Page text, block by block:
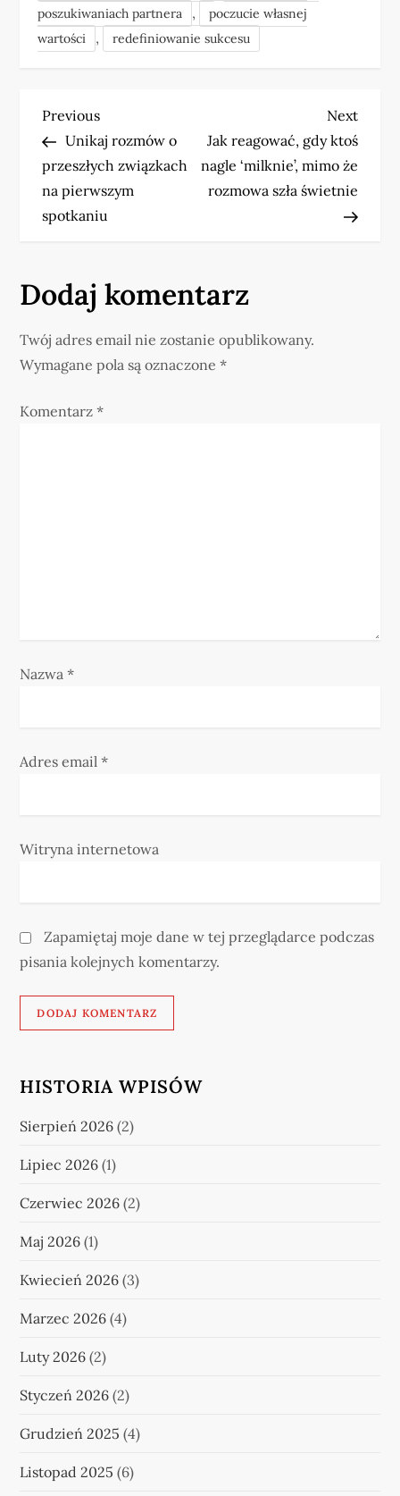
poszukiwaniach partnera ,
poczucie własnej
wartości
, redefiniowanie sukcesu
N
a
w
a
c
Previous
Post
Previous
Unikaj rozmów o
przeszłych związkach
na pierwszym
spotkaniu
Next
Post
Next
Jak reagować, gdy ktoś
nagle ‘milknie’, mimo że
rozmowa szła świetnie
Dodaj komentarz
Twój adres email nie zostanie opublikowany.
Wymagane pola są oznaczone*
Komentarz*
Nazwa*
Adres email*
Witryna internetowa
Zapamiętaj moje dane w tej przeglądarce podczas
pisania kolejnych komentarzy.
HISTORIA WPISÓW
Sierpień 2026 (2)
Lipiec 2026 (1)
Czerwiec 2026 (2)
Maj 2026 (1)
Kwiecień 2026 (3)
Marzec 2026 (4)
Luty 2026 (2)
Styczeń 2026 (2)
Grudzień 2025 (4)
Listopad 2025 (6)